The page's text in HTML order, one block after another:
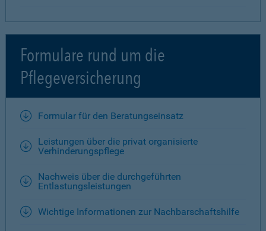
Formulare rund um die
Pflegeversicherung
Formular für den Beratungseinsatz
Leistungen über die privat organisierte
Verhinderungspflege
Nachweis über die durchgeführten
Entlastungsleistungen
Wichtige Informationen zur Nachbarschaftshilfe